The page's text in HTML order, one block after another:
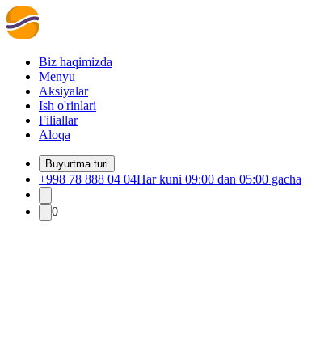
Biz haqimizda
Menyu
Aksiyalar
Ish o'rinlari
Filiallar
Aloqa
Buyurtma turi
+998 78 888 04 04Har kuni 09:00 dan 05:00 gacha
0